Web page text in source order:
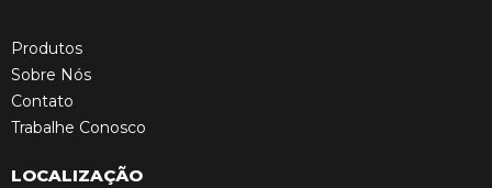
Produtos
Sobre Nós
Contato
Trabalhe Conosco
LOCALIZAÇÃO